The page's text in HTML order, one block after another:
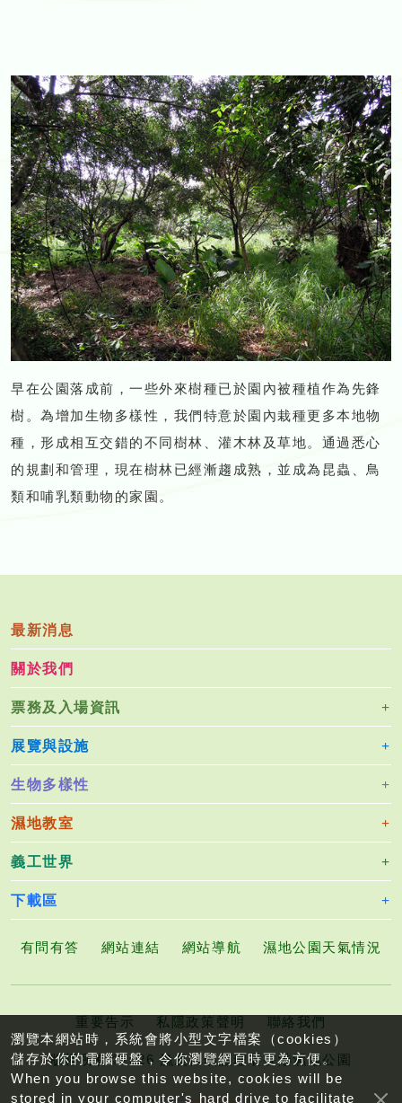
早在公園落成前，一些外來樹種已於園內被種植作為先鋒
樹。為增加生物多樣性，我們特意於園內栽種更多本地物
種，形成相互交錯的不同樹林、灌木林及草地。通過悉心
的規劃和管理，現在樹林已經漸趨成熟，並成為昆蟲、鳥
類和哺乳類動物的家園。
最新消息
關於我們
票務及入場資訊
展覽與設施
生物多樣性
濕地教室
義工世界
下載區
有問有答 網站連結 網站導航 濕地公園天氣情況
重要告示 私隱政策聲明 聯絡我們
版權所有©2026 漁農自然護理署香港濕地公園
瀏覽本網站時，系統會將小型文字檔案（cookies）
儲存於你的電腦硬盤，令你瀏覽網頁時更為方便。
When you browse this website, cookies will be
stored in your computer's hard drive to facilitate